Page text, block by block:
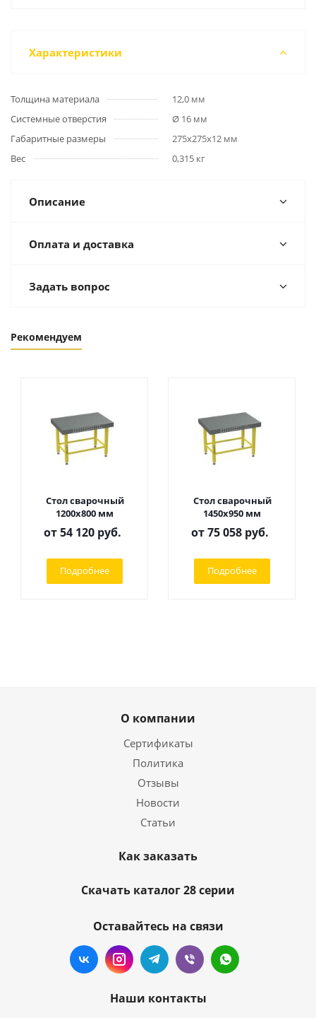
Характеристики
Толщина материала
12,0 мм
Системные отверстия
Ø 16 мм
Габаритные размеры
275х275х12 мм
Вес
0,315 кг
Описание
Оплата и доставка
Задать вопрос
Рекомендуем
Стол сварочный
1200х800 мм
от54 120 руб.
Подробнее
Стол сварочный
1450х950 мм
от75 058 руб.
Подробнее
О компании
Сертификаты
Политика
Отзывы
Новости
Статьи
Как заказать
Скачать каталог 28 серии
Оставайтесь на связи
Наши контакты